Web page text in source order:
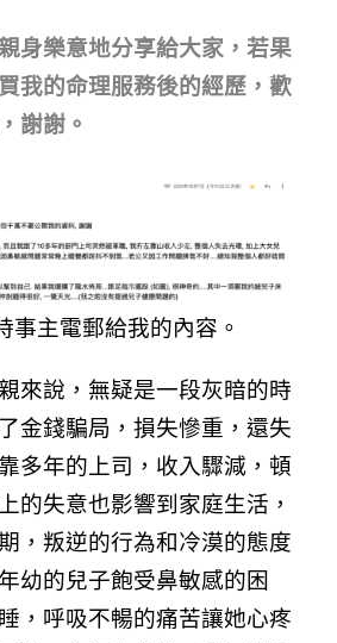
身樂意地分享給大家，若果
我的命理服務後的經歷，歡
謝謝。
事主電郵給我的內容。
來說，無疑是一段灰暗的時
金錢騙局，損失慘重，還失
多年的上司，收入驟減，頓
的失意也影響到家庭生活，
，叛逆的行為和冷漠的態度
幼的兒子飽受鼻敏感的困
，呼吸不暢的痛苦讓她心疼